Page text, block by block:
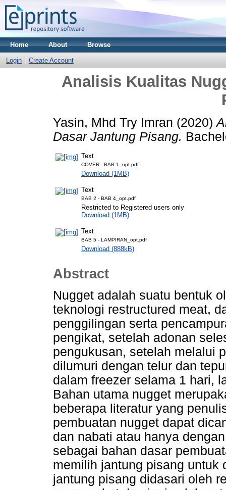
Home About Browse
Login Create Account
Analisis Kualitas
Yasin, Mhd Try Imran (2020)
Dasar Jantung Pisang.
Text
COVER - BAB 1_opt.pdf
Download (1MB)
Text
BAB 2 - BAB 4_opt.pdf
Restricted to Registered users only
Download (1MB)
Text
BAB 5 - LAMPIRAN_opt.pdf
Download (888kB)
Abstract
Nugget adalah suatu bentuk
teknologi restructured meat,
penggilingan serta
pengikat, setelah adonan
pengukusan, setelah melalui
dilumuri dengan telur dan
dalam freezer selama 1 hari,
Bahan utama nugget
beberapa literatur yang
pembuatan nugget dapat
dan nabati atau hanya
sebagai bahan dasar
memilih jantung pisang untuk
jantung pisang didasari oleh